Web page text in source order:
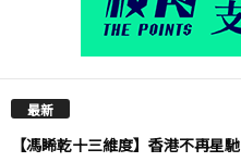
最新
【馮睎乾十三維度】香港不再星馳